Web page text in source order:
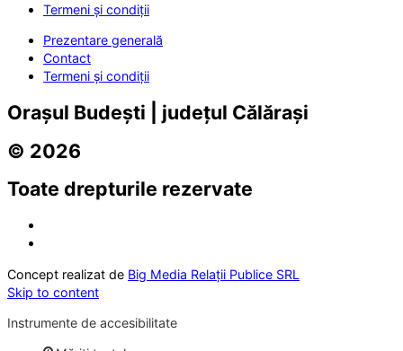
Termeni și condiții
Prezentare generală
Contact
Termeni și condiții
Orașul Budești | județul Călărași
© 2026
Toate drepturile rezervate
Concept realizat de Big Media Relații Publice SRL
Skip to content
Instrumente de accesibilitate